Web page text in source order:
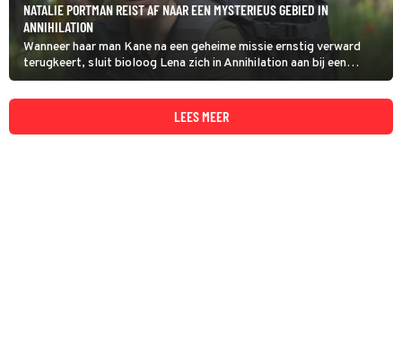
NATALIE PORTMAN REIST AF NAAR EEN MYSTERIEUS GEBIED IN
ANNIHILATION
Wanneer haar man Kane na een geheime missie ernstig verward
terugkeert, sluit bioloog Lena zich in Annihilation aan bij een
expeditie naar een mysterieus gebied. Daar ontdekt ze een wereld
vol muterende flora en fauna.
LEES MEER